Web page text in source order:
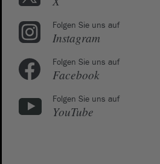
Folgen Sie uns auf
Instagram
Folgen Sie uns auf
Facebook
Folgen Sie uns auf
YouTube